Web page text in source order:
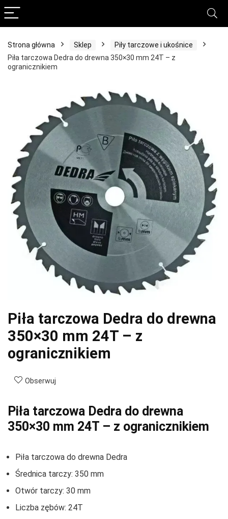
Strona główna Sklep
Piły tarczowe i ukośnice
Piła tarczowa Dedra do drewna 350×30 mm 24T – z
ogranicznikiem
Piła tarczowa Dedra do drewna
350×30 mm 24T – z
ogranicznikiem
Obserwuj
Piła tarczowa Dedra do drewna
350×30 mm 24T – z ogranicznikiem
Piła tarczowa do drewna Dedra
Średnica tarczy: 350 mm
Otwór tarczy: 30 mm
Liczba zębów: 24T